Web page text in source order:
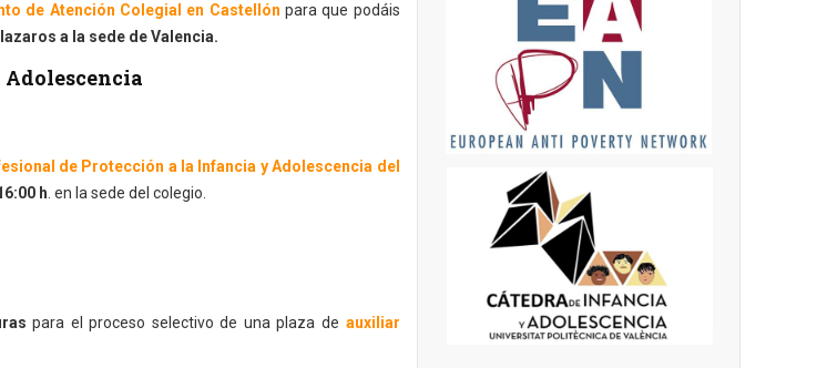
de Atención Colegial en Castellón para que podáis
a la sede de Valencia.
de Protección a la Infancia y Adolescencia del
h . en la sede del colegio.
para el proceso selectivo de una plaza de auxiliar